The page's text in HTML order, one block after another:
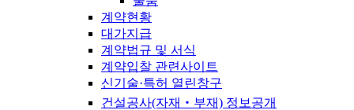
계약현황
대가지급
계약법규 및 서식
계약입찰 관련사이트
신기술·특허 열린창구
건설공사(자재‧부재) 정보공개